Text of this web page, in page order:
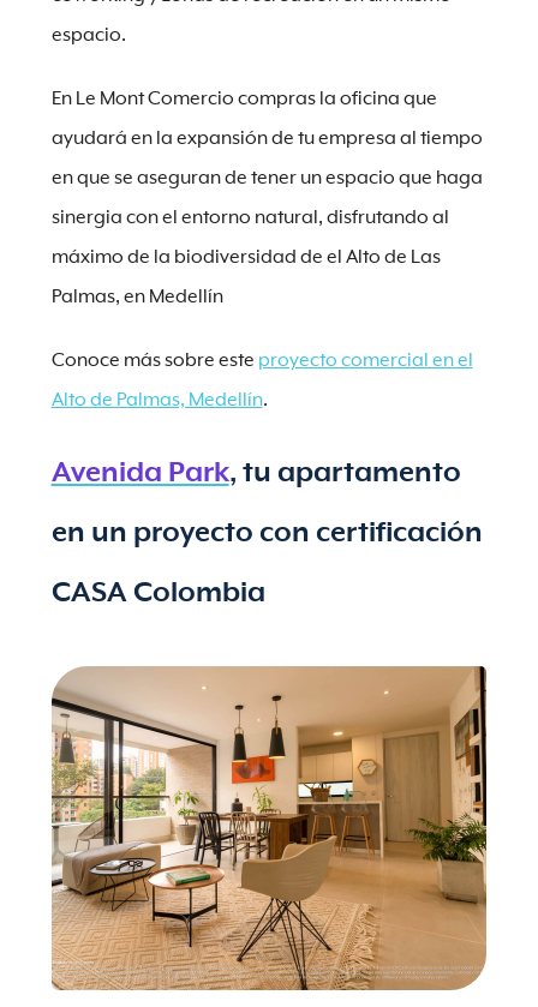
espacio.
En Le Mont Comercio compras la oficina que
ayudará en la expansión de tu empresa al tiempo
en que se aseguran de tener un espacio que haga
sinergia con el entorno natural, disfrutando al
máximo de la biodiversidad de el Alto de Las
Palmas, en Medellín
Conoce más sobre este proyecto comercial en el
Alto de Palmas, Medellín.
Avenida Park, tu apartamento
en un proyecto con certificación
CASA Colombia